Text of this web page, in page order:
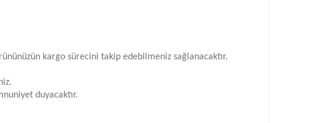
kargo sürecini takip edebilmeniz sağlanacaktır.
duyacaktır.